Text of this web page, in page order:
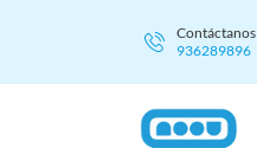
Contáctanos
936289896